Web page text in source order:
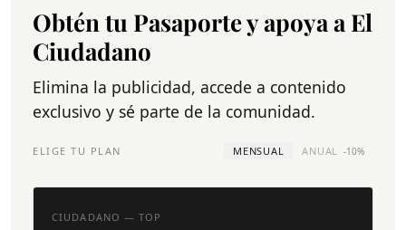
Obtén tu Pasaporte y apoya a El
Ciudadano
Elimina la publicidad, accede a contenido
exclusivo y sé parte de la comunidad.
ELIGE TU PLAN MENSUAL ANUAL -10%
CIUDADANO — TOP